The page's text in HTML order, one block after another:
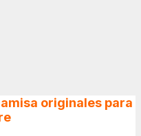
originales para